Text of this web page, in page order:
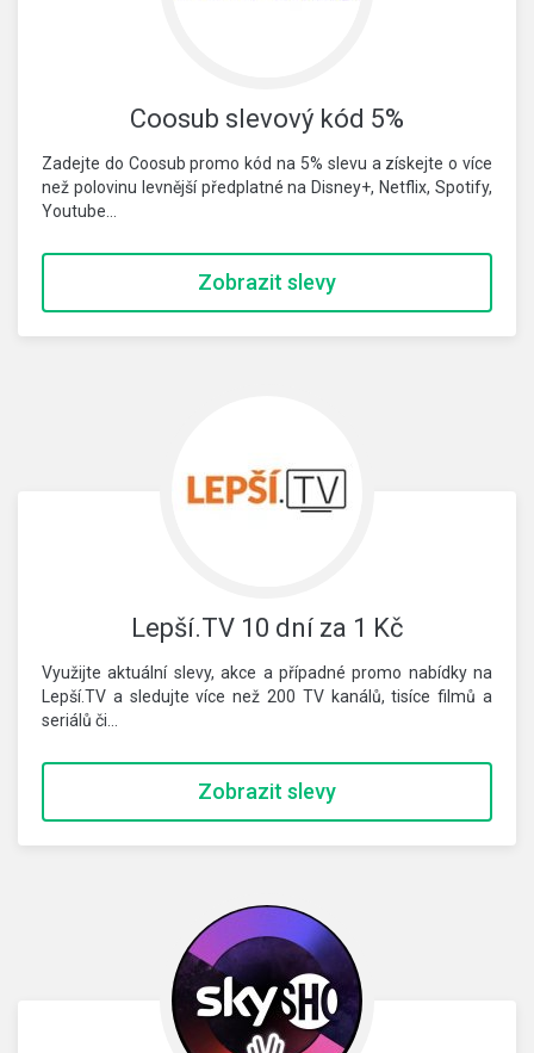
Coosub slevový kód 5%
Zadejte do Coosub promo kód na 5% slevu a získejte o více
než polovinu levnější předplatné na Disney+, Netflix, Spotify,
Youtube…
Zobrazit slevy
Lepší.TV 10 dní za 1 Kč
Využijte aktuální slevy, akce a případné promo nabídky na
Lepší.TV a sledujte více než 200 TV kanálů, tisíce filmů a
seriálů či…
Zobrazit slevy